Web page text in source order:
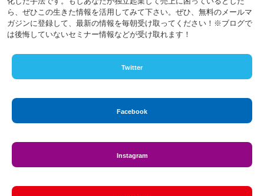
ら、ぜひこの生きた情報を活用してみて下さい。ぜひ、無料のメールマ
ガジンに登録して、最新の情報を毎朝受け取ってください！※ブログで
は後悔していないセミナー情報などが受け取れます！
Twitter
Facebook
Instagram